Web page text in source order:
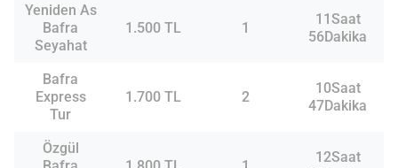
Yeniden As
Bafra
Seyahat
1.500 TL 1
11Saat
56Dakika
Bafra
Express
Tur
1.700 TL 2
10Saat
47Dakika
Özgül
12Saat